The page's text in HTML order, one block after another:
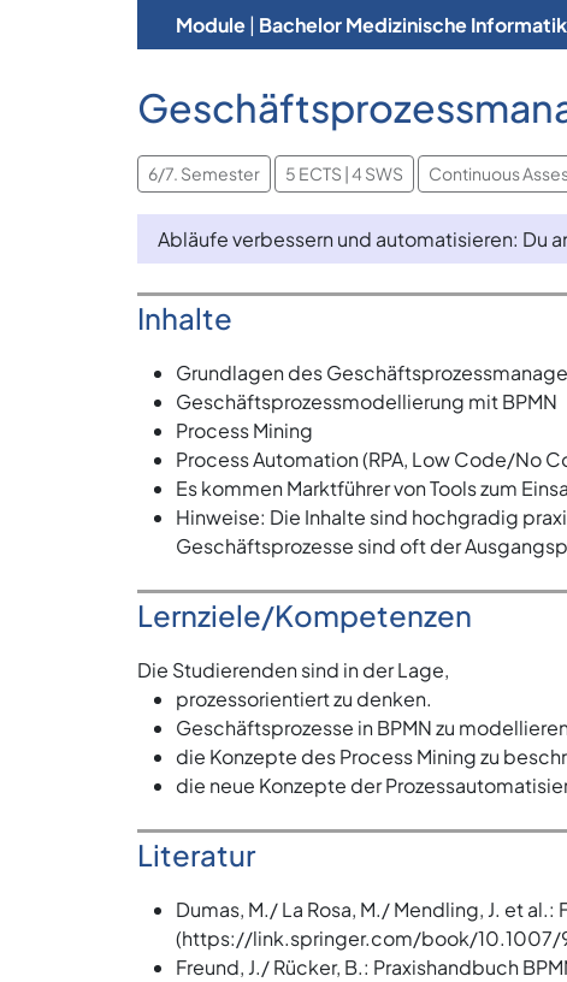
Module| Bachelor Medizinische Informatik
6/7. Semester 5 ECTS | 4 SWS Continuous
Abläufe verbessern und automatisieren: Du
Inhalte
Grundlagen des
Geschäftsprozessmodellierung mit BPMN
Process Mining
Process Automation (RPA, Low Code/No
Es kommen Marktführer von Tools zum
Hinweise: Die Inhalte sind hochgradig
Geschäftsprozesse sind oft der
Lernziele/Kompetenzen
Die Studierenden sind in der Lage,
prozessorientiert zu denken.
Geschäftsprozesse in BPMN zu
die Konzepte des Process Mining zu
die neue Konzepte der
Literatur
Dumas, M./ La Rosa, M./ Mendling, J. et
(https://link.springer.com/book/
Freund, J./ Rücker, B.: Praxishandbuch